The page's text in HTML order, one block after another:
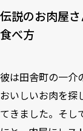
伝説のお肉屋
食べ方
彼は田舎町の一介
おいしいお肉を探
てきました。そし